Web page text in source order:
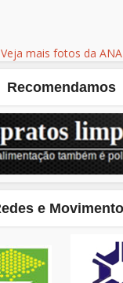
Veja mais fotos da ANA
Recomendamos